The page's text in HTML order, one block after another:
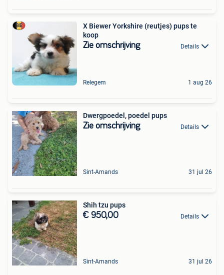
X Biewer Yorkshire (reutjes) pups te
koop
Zie omschrijving Details
Relegem 1 aug 26
Dwergpoedel, poedel pups
Zie omschrijving Details
Sint-Amands 31 jul 26
Shih tzu pups
€ 950,00 Details
Sint-Amands 31 jul 26